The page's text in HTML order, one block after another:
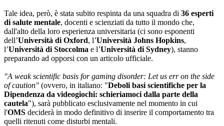
Tale idea, però, è stata subito respinta da una squadra di 36 esperti
di salute mentale, docenti e scienziati da tutto il mondo che,
dall'alto della loro esperienza universitaria (ci sono esponenti
dell’Università di Oxford, l’Università Johns Hopkins,
l’Università di Stoccolma e l’Università di Sydney), stanno
preparando ad opporsi con un articolo ufficiale.
"A weak scientific basis for gaming disorder: Let us err on the side
of caution" (ovvero, in italiano: "Deboli basi scientifiche per la
Dipendenza da videogiochi: schieriamoci dalla parte della
cautela"), sarà pubblicato esclusivamente nel momento in cui
l'OMS deciderà in modo definitivo di inserire il comportamento tra
quelli ritenuti come disturbi mentali.